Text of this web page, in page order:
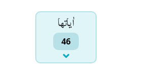
اٰياتها
46